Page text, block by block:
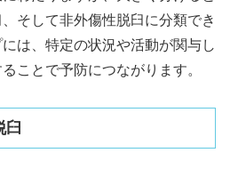
そして非外傷性脱臼に分類でき
は、特定の状況や活動が関与し
ことで予防につながります。